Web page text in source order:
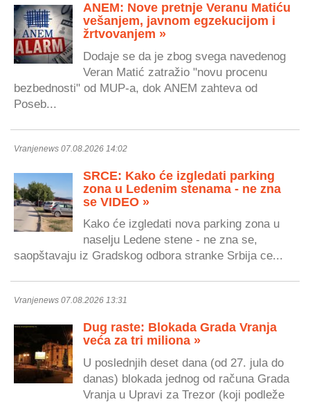
ANEM: Nove pretnje Veranu Matiću
vešanjem, javnom egzekucijom i
žrtvovanjem »
Dodaje se da je zbog svega navedenog
Veran Matić zatražio "novu procenu
bezbednosti" od MUP-a, dok ANEM zahteva od
Poseb...
Vranjenews 07.08.2026 14:02
SRCE: Kako će izgledati parking
zona u Ledenim stenama - ne zna
se VIDEO »
Kako će izgledati nova parking zona u
naselju Ledene stene - ne zna se,
saopštavaju iz Gradskog odbora stranke Srbija ce...
Vranjenews 07.08.2026 13:31
Dug raste: Blokada Grada Vranja
veća za tri miliona »
U poslednjih deset dana (od 27. jula do
danas) blokada jednog od računa Grada
Vranja u Upravi za Trezor (koji podleže